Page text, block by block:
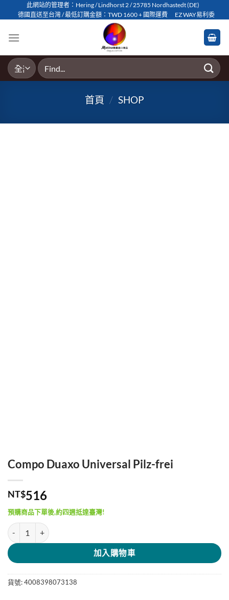
to
此網站的管理者：Hering / Lindhorst 2 / 25785 Nordhastedt (DE)
德國直送至台灣 / 最低訂購金額：TWD 1600 + 國際運費
EZ WAY易利委
搜
尋
首頁 / SHOP
Compo Duaxo Universal Pilz-frei
NT$516
預購商品下單後,約四週抵達臺灣!
Compo Duaxo Universal Pilz-frei 數量
加入購物車
貨號:4008398073138